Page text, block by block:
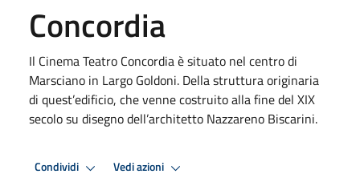
Concordia
Il Cinema Teatro Concordia è situato nel centro di
Marsciano in Largo Goldoni. Della struttura originaria
di quest’edificio, che venne costruito alla fine del XIX
secolo su disegno dell’architetto Nazzareno Biscarini.
Condividi Vedi azioni